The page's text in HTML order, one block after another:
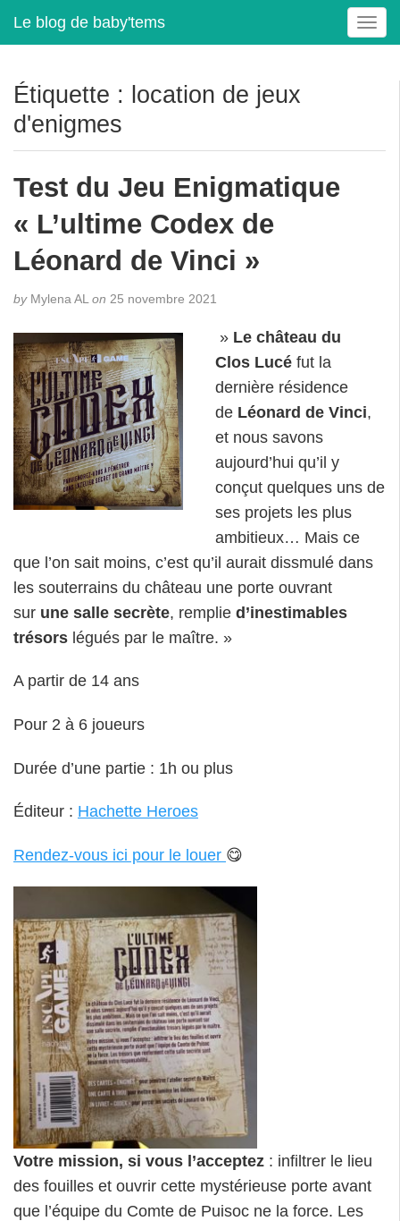
Le blog de baby'tems
T
o
Étiquette : location de jeux
d'enigmes
Test du Jeu Enigmatique
« L’ultime Codex de
Léonard de Vinci »
byMylena AL on 25 novembre 2021
» Le château du
Clos Lucé fut la
dernière résidence
de Léonard de Vinci,
et nous savons
aujourd’hui qu’il y
conçut quelques uns de
ses projets les plus
ambitieux… Mais ce
que l’on sait moins, c’est qu’il aurait dissmulé dans
les souterrains du château une porte ouvrant
sur une salle secrète, remplie d’inestimables
trésors légués par le maître. »
A partir de 14 ans
Pour 2 à 6 joueurs
Durée d’une partie : 1h ou plus
Éditeur : Hachette Heroes
Rendez-vous ici pour le louer 😋
Votre mission, si vous l’acceptez : infiltrer le lieu
des fouilles et ouvrir cette mystérieuse porte avant
que l’équipe du Comte de Puisoc ne la force. Les